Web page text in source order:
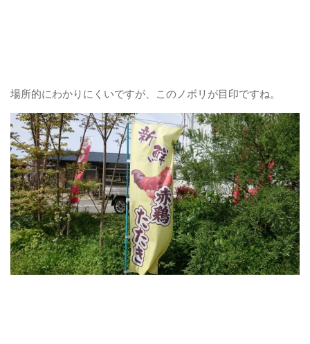
場所的にわかりにくいですが、このノボリが目印ですね。